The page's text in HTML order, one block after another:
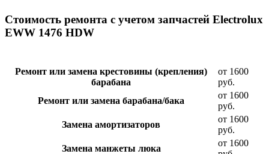
Стоимость ремонта с учетом запчастей Electrolux
EWW 1476 HDW
Ремонт или замена крестовины (крепления)
барабана
от 1600
руб.
Ремонт или замена барабана/бака
от 1600
руб.
Замена амортизаторов
от 1600
руб.
Замена манжеты люка
от 1600